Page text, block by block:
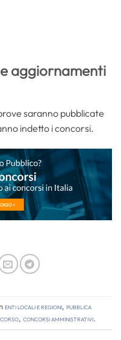
aggiornamenti
saranno pubblicate
indetto i concorsi.
Enti locali e regioni, Pubblica
, concorsi amministrativi.